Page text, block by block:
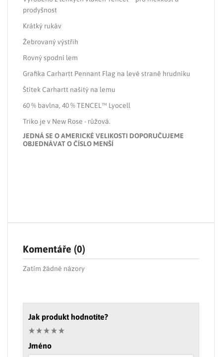
prodyšnost
Krátký rukáv
Žebrovaný výstřih
Rovný spodní lem
Grafika Carhartt Pennant Flag na levé straně hrudníku
Štítek Carhartt našitý na lemu
60 % bavlna, 40 % TENCEL™ Lyocell
Triko je v New Rose - růžová.
JEDNÁ SE O AMERICKÉ VELIKOSTI DOPORUČUJEME
OBJEDNÁVAT O ČÍSLO MENŠÍ
Komentáře (0)
Zatím žádné názory
Jak produkt hodnotíte?
Jméno